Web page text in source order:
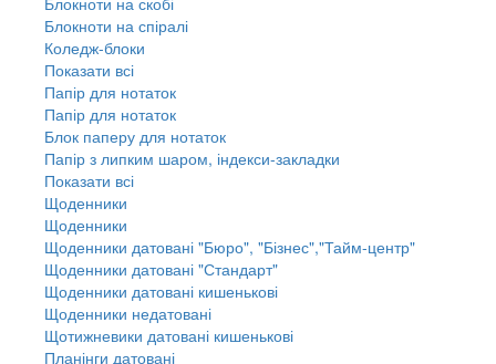
Блокноти на спіралі
Коледж-блоки
Показати всі
Папір для нотаток
Папір для нотаток
Блок паперу для нотаток
Папір з липким шаром, індекси-закладки
Показати всі
Щоденники
Щоденники
Щоденники датовані "Бюро", "Бізнес","Тайм-центр"
Щоденники датовані "Стандарт"
Щоденники датовані кишенькові
Щоденники недатовані
Щотижневики датовані кишенькові
Планінги датовані